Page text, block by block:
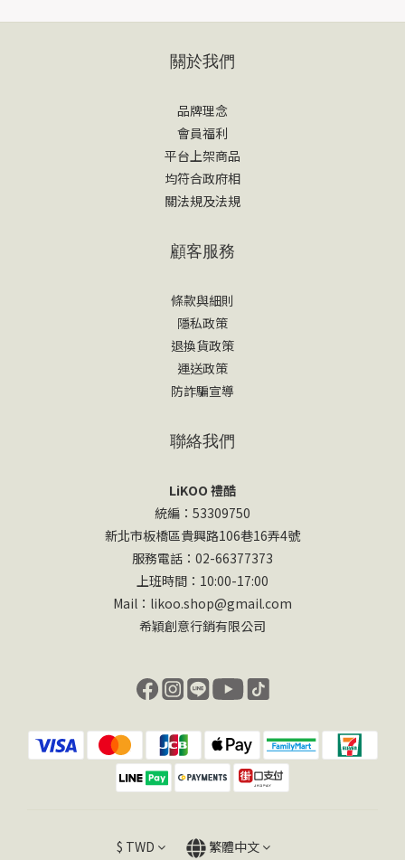
關於我們
品牌理念
會員福利
平台上架商品
均符合政府相
關法規及法規
顧客服務
條款與細則
隱私政策
退換貨政策
運送政策
防詐騙宣導
聯絡我們
LiKOO 禮酷
統編：53309750
新北市板橋區貴興路106巷16弄4號
服務電話：02-66377373
上班時間：10:00-17:00
Mail：likoo.shop@gmail.com
希穎創意行銷有限公司
$ TWD 繁體中文